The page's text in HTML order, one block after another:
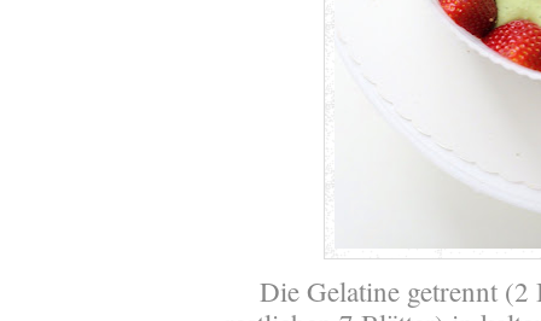
Die Gelatine getrennt